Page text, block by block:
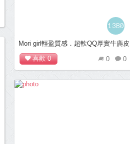
1380
Mori girl輕盈質感．超軟QQ厚實牛麂皮
平底便鞋＊紫
喜歡0 0
0